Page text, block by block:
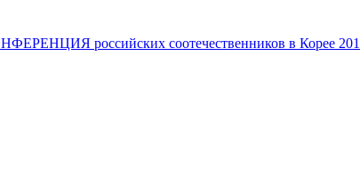
российских соотечественников в Корее